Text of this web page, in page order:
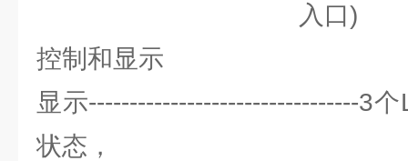
入口)
控制和显示
显示---------------------------------3
状态，